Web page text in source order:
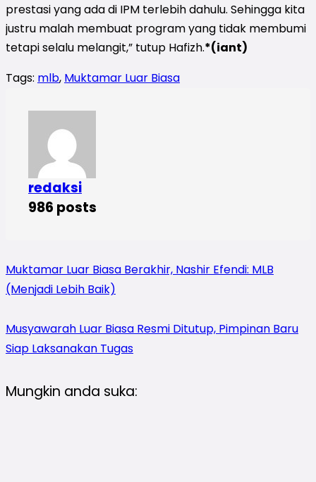
prestasi yang ada di IPM terlebih dahulu. Sehingga kita
justru malah membuat program yang tidak membumi
tetapi selalu melangit,” tutup Hafizh.*(iant)
Tags: mlb, Muktamar Luar Biasa
redaksi
986 posts
Muktamar Luar Biasa Berakhir, Nashir Efendi: MLB
(Menjadi Lebih Baik)
Musyawarah Luar Biasa Resmi Ditutup, Pimpinan Baru
Siap Laksanakan Tugas
Mungkin anda suka: